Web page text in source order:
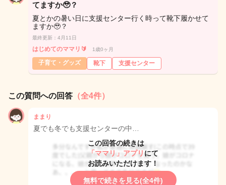
てますか🥹？
夏とかの暑い日に支援センター行く時って靴下履かせて
ますか🥹？
最終更新：4月11日
はじめてのママリ🔰 1歳0ヶ月
子育て・グッズ 靴下 支援センター
この質問への回答 （全4件）
ままり
夏でも冬でも支援センターの中…
この回答の続きは
「ママリ」アプリ にて
お読みいただけます！
無料で続きを見る(全4件)